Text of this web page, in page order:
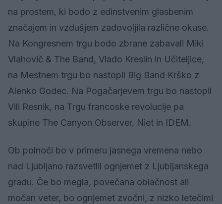
na prostem, ki bodo z edinstvenim glasbenim
značajem in vzdušjem zadovoljila različne okuse.
Na Kongresnem trgu bodo zbrane zabavali Miki
Vlahovič & The Band, Vlado Kreslin in Učiteljice,
na Mestnem trgu bo nastopil Big Band Krško z
Alenko Godec. Na Pogačarjevem trgu bo nastopil
Vili Resnik, na Trgu francoske revolucije pa
skupine The Canyon Observer, Niet in IDEM.
Ob polnoči bo v primeru jasnega vremena nebo
nad Ljubljano razsvetlil ognjemet z Ljubljanskega
gradu. Če bo megla, povečana oblačnost ali
močan veter, bo ognjemet zvočni, z nizko letečimi